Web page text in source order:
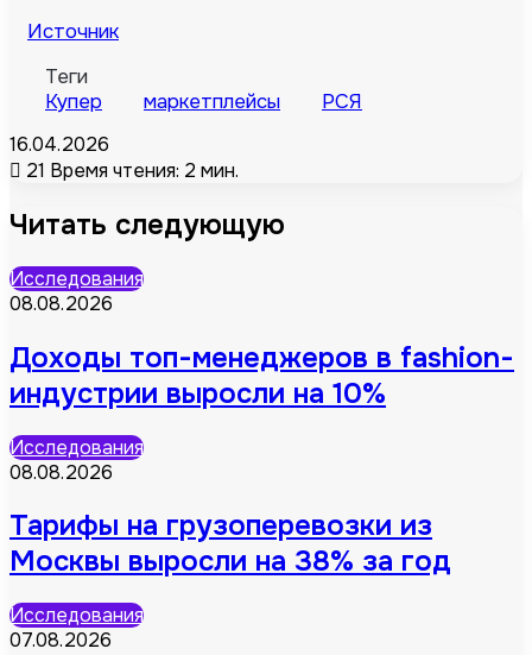
Источник
Теги
Купер
маркетплейсы
РСЯ
16.04.2026
21 Время чтения: 2 мин.
Читать следующую
Исследования
08.08.2026
Доходы топ-менеджеров в fashion-
индустрии выросли на 10%
Исследования
08.08.2026
Тарифы на грузоперевозки из
Москвы выросли на 38% за год
Исследования
07.08.2026